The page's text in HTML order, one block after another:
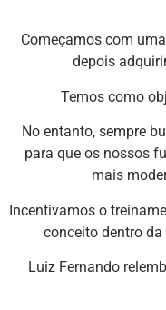
Começamos com
depois
Temos como
No entanto, sempre
para que os nossos
mais
Incentivamos o
conceito dentro
Luiz Fernando